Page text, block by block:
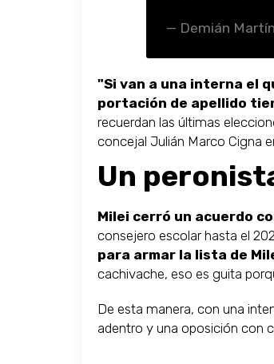
— Demián
"Si van a una interna el
portación de apellido
recuerdan las últimas
concejal Julián Marco Cigna
Un
Milei cerró un acuerdo
consejero escolar hasta el
para armar la lista de
cachivache, eso es guita
De esta manera, con una
adentro y una oposición con